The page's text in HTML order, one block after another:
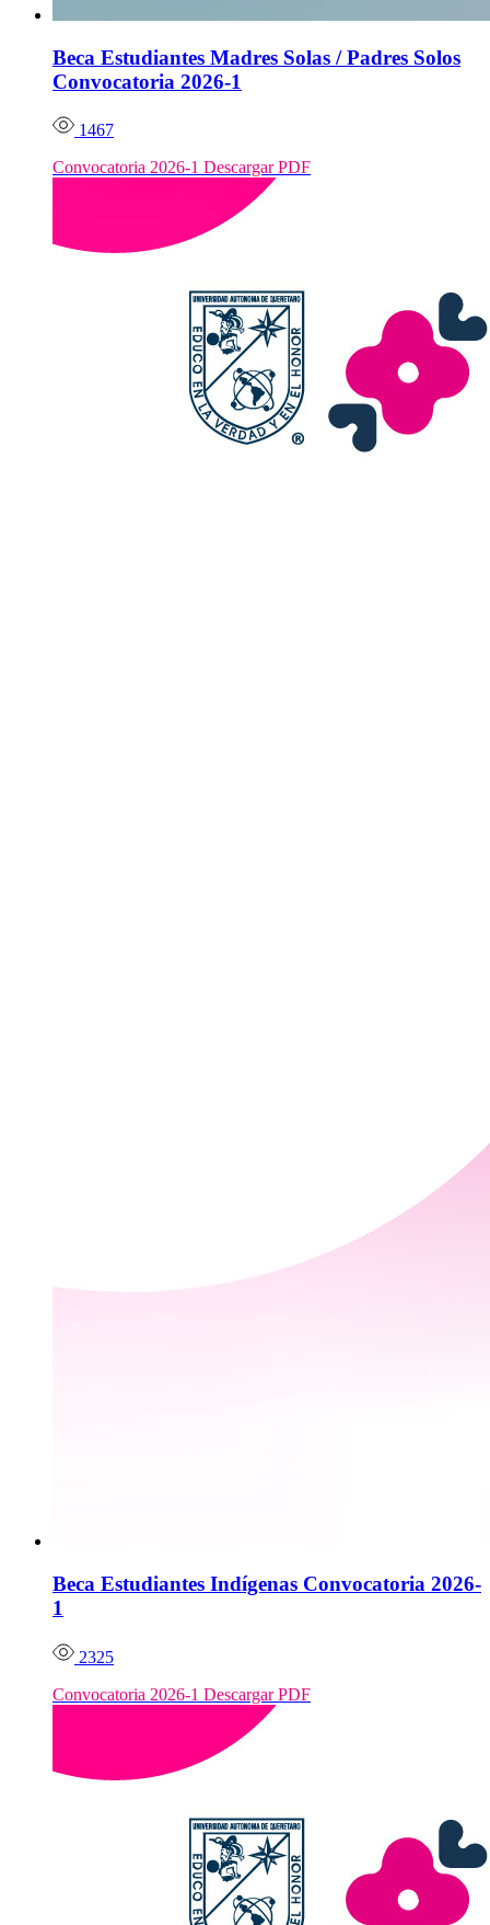
Beca Estudiantes Madres Solas / Padres Solos
Convocatoria 2026-1
1467
Convocatoria 2026-1 Descargar PDF
Beca Estudiantes Indígenas Convocatoria 2026-
1
2325
Convocatoria 2026-1 Descargar PDF